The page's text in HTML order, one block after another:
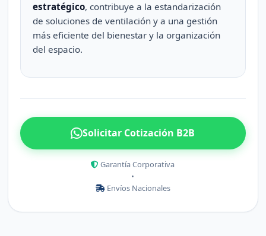
estratégico, contribuye a la estandarización
de soluciones de ventilación y a una gestión
más eficiente del bienestar y la organización
del espacio.
Solicitar Cotización B2B
Garantía Corporativa
•
Envíos Nacionales